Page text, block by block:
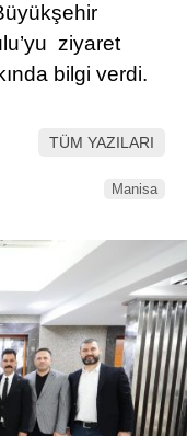
İhbar Hattı
Facebook
Instagram
ziyaret
bilgi verdi.
TÜM YAZILARI
Manisa